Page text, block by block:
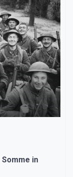
in